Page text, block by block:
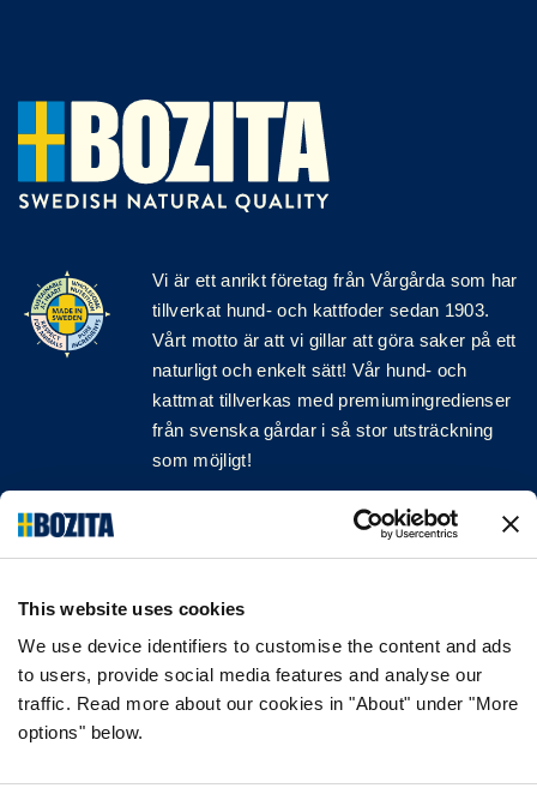
This website uses cookies
We use device identifiers to customise the content and ads
to users, provide social media features and analyse our
traffic. Read more about our cookies in "About" under "More
options" below.
Vi är ett anriktföretag från Vårgårda som har
tillverkat hund- och kattfoder sedan 1903.
Vårt motto är att vi gillar att göra saker på ett
naturligt och enkelt sätt! Vår hund- och
kattmat tillverkas med premiumingredienser
från svenska gårdar i så stor utsträckning
som möjligt!
Följ oss på sociala medier
INFORMATION
VANLIGA FRÅGOR & SVAR
OM FÖRETAGET